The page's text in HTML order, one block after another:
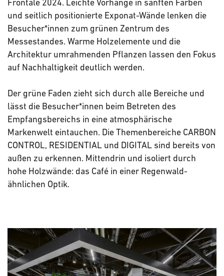
Frontale 2024. Leichte Vorhänge in sanften Farben
und seitlich positionierte Exponat-Wände lenken die
Besucher*innen zum grünen Zentrum des
Messestandes. Warme Holzelemente und die
Architektur umrahmenden Pflanzen lassen den Fokus
auf Nachhaltigkeit deutlich werden.
Der grüne Faden zieht sich durch alle Bereiche und
lässt die Besucher*innen beim Betreten des
Empfangsbereichs in eine atmosphärische
Markenwelt eintauchen. Die Themenbereiche CARBON
CONTROL, RESIDENTIAL und DIGITAL sind bereits von
außen zu erkennen. Mittendrin und isoliert durch
hohe Holzwände: das Café in einer Regenwald-
ähnlichen Optik.